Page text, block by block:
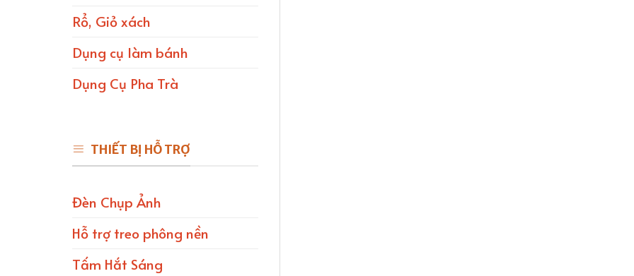
Rổ, Giỏ xách
Dụng cụ làm bánh
Dụng Cụ Pha Trà
THIẾT BỊ HỖ TRỢ
Đèn Chụp Ảnh
Hỗ trợ treo phông nền
Tấm Hắt Sáng